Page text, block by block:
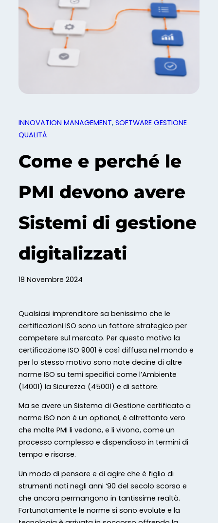
INNOVATION MANAGEMENT, SOFTWARE GESTIONE
QUALITÀ
Come e perché le
PMI devono avere
Sistemi di gestione
digitalizzati
18 Novembre 2024
Qualsiasi imprenditore sa benissimo che le
certificazioni ISO sono un fattore strategico per
competere sul mercato. Per questo motivo la
certificazione ISO 9001 è così diffusa nel mondo e
per lo stesso motivo sono nate decine di altre
norme ISO su temi specifici come l’Ambiente
(14001) la Sicurezza (45001) e di settore.
Ma se avere un Sistema di Gestione certificato a
norme ISO non è un optional, è altrettanto vero
che molte PMI li vedono, e li vivono, come un
processo complesso e dispendioso in termini di
tempo e risorse.
Un modo di pensare e di agire che è figlio di
strumenti nati negli anni ‘90 del secolo scorso e
che ancora permangono in tantissime realtà.
Fortunatamente le norme si sono evolute e la